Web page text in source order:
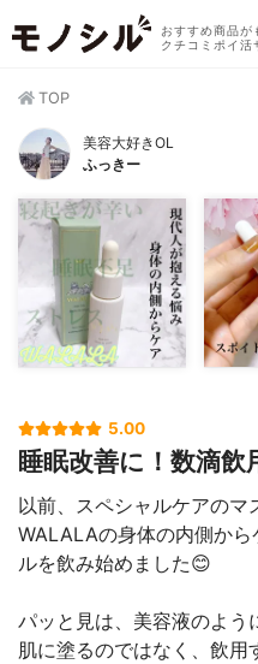
おすすめ商品が
クチコミポイ活
TOP
美容大好きOL
ふっきー
5.00
睡眠改善に！数滴
以前、スペシャルケアのマ
WALALAの身体の内側か
ルを飲み始めました😊
パッと見は、美容液のよう
肌に塗るのではなく、飲用